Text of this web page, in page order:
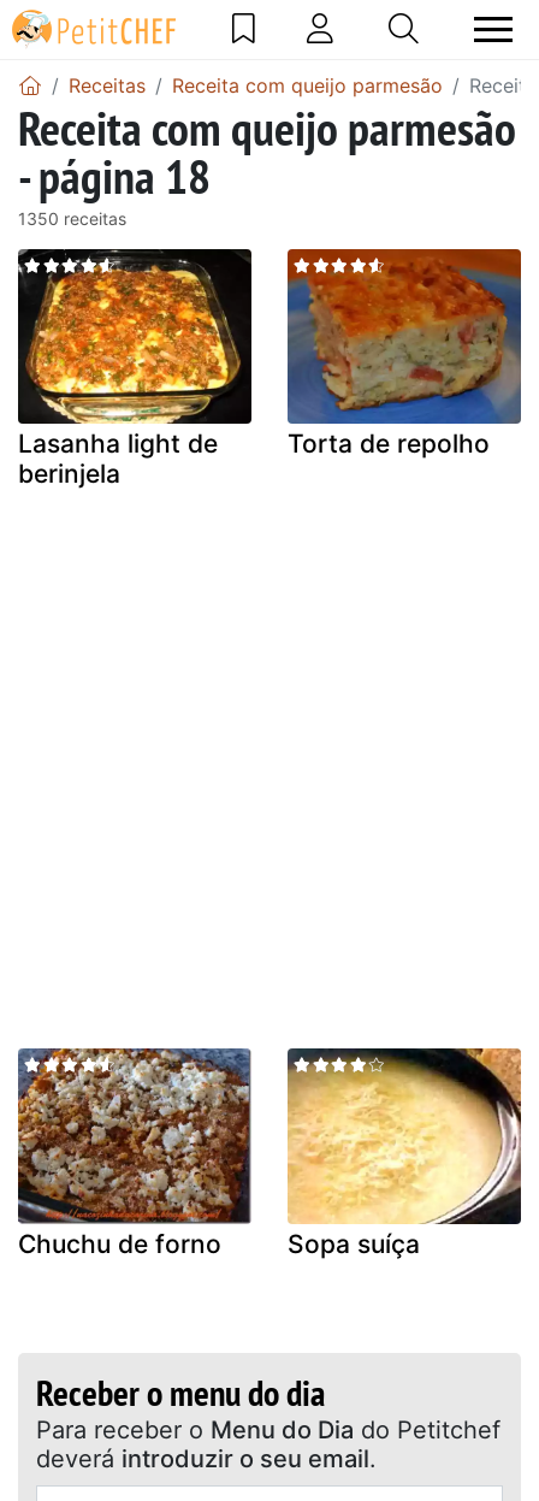
Receitas Receita com queijo parmesão
Receita com queijo parmesão
- página 18
1350 receitas
Lasanha light de
berinjela
Torta de repolho
Chuchu de forno Sopa suíça
Receber o menu do dia
Para receber o Menu do Dia do Petitchef
deverá introduzir o seu email.